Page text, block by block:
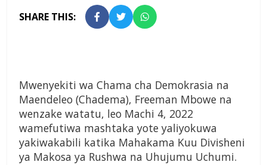
SHARE THIS:
Mwenyekiti wa Chama cha Demokrasia na
Maendeleo (Chadema), Freeman Mbowe na
wenzake watatu, leo Machi 4, 2022
wamefutiwa mashtaka yote yaliyokuwa
yakiwakabili katika Mahakama Kuu Divisheni
ya Makosa ya Rushwa na Uhujumu Uchumi.